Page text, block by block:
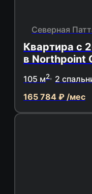
Северная
Квартира с
в Northpoint
105 м2 2
165 784 ₽ /мес